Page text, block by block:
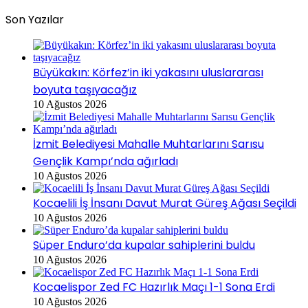
Son Yazılar
Büyükakın: Körfez’in iki yakasını uluslararası
boyuta taşıyacağız
10 Ağustos 2026
İzmit Belediyesi Mahalle Muhtarlarını Sarısu
Gençlik Kampı’nda ağırladı
10 Ağustos 2026
Kocaelili İş İnsanı Davut Murat Güreş Ağası Seçildi
10 Ağustos 2026
Süper Enduro’da kupalar sahiplerini buldu
10 Ağustos 2026
Kocaelispor Zed FC Hazırlık Maçı 1-1 Sona Erdi
10 Ağustos 2026